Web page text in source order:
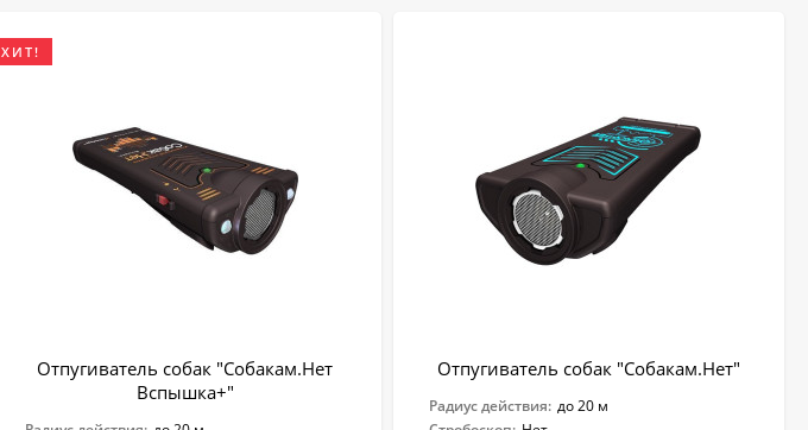
ХИТ!
Отпугиватель собак "Собакам.Нет
Вспышка+"
Отпугиватель собак "Собакам.Нет"
Радиус действия: до 20 м